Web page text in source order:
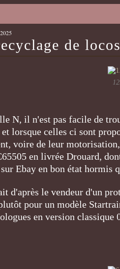
de
N, il n'est pas facile de
lorsque celles ci sont
voire de leur
en livrée Drouard,
Ebay en bon état hormis
d'après le vendeur d'un
pour un modèle
en version classique